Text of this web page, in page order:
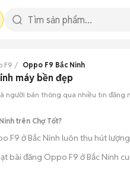
F9 Oppo F9 Bắc Ninh
máy bền đẹp
người bán thông qua nhiều tin đăng
trên Chợ Tốt?
F9 ở Bắc Ninh luôn thu hút
bài đăng Oppo F9 ở Bắc Ninh